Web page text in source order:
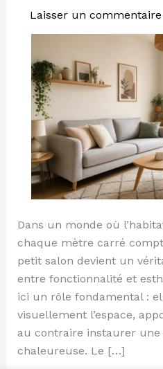
Laisser un commentaire
Dans un monde où
chaque mètre carré
petit salon devient un
entre fonctionnalité et
ici un rôle fondamental :
visuellement l’espace,
au contraire instaurer
chaleureuse. Le […]
pour
salon